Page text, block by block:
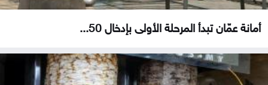
أمانة عمّان تبدأ المرحلة الأولى بإدخال 50...